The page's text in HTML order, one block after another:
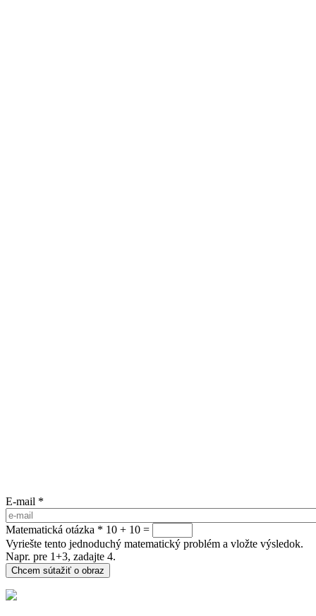
E-mail *
Matematická otázka * 10 + 10 =
Vyriešte tento jednoduchý matematický problém a vložte výsledok.
Napr. pre 1+3, zadajte 4.